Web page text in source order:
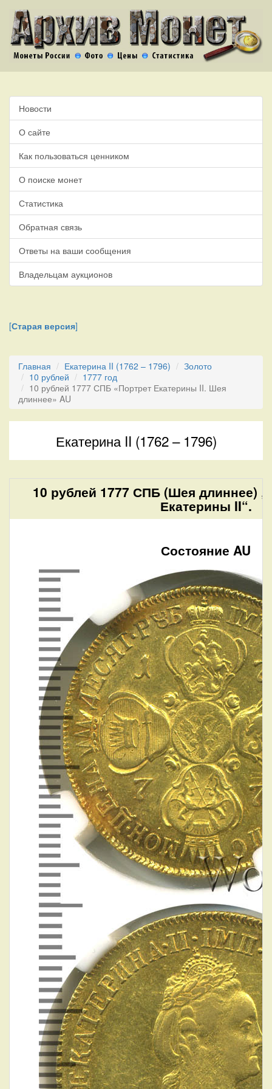
Новости
О сайте
Как пользоваться ценником
О поиске монет
Статистика
Обратная связь
Ответы на ваши сообщения
Владельцам аукционов
[Старая версия]
Главная Екатерина II (1762 – 1796)
Золото
10 рублей
1777 год
10 рублей 1777 СПБ «Портрет Екатерины II. Шея
длиннее» AU
Екатерина II (1762 – 1796)
10 рублей 1777 СПБ (Шея длиннее)
Екатерины II“.
Состояние AU